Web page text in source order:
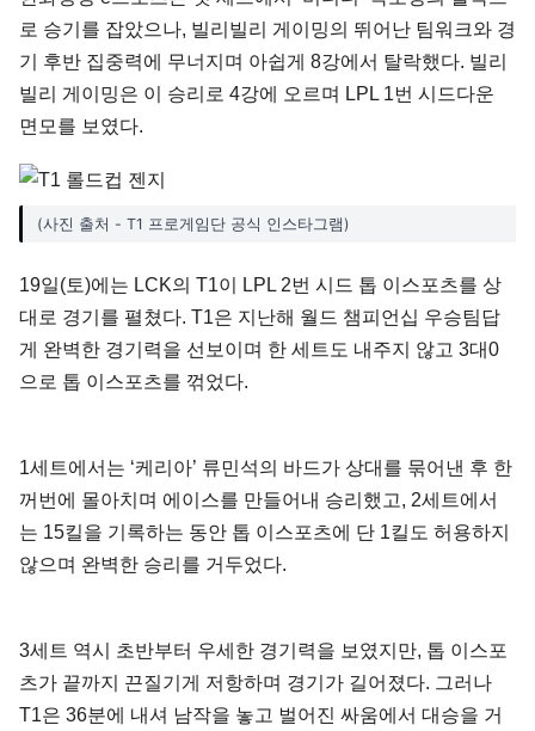
로 승기를 잡았으나, 빌리빌리 게이밍의 뛰어난 팀워크와 경
기 후반 집중력에 무너지며 아쉽게 8강에서 탈락했다. 빌리
빌리 게이밍은 이 승리로 4강에 오르며 LPL 1번 시드다운
면모를 보였다.
(사진 출처 - T1 프로게임단 공식 인스타그램)
19일(토)에는 LCK의 T1이 LPL 2번 시드 톱 이스포츠를 상
대로 경기를 펼쳤다. T1은 지난해 월드 챔피언십 우승팀답
게 완벽한 경기력을 선보이며 한 세트도 내주지 않고 3대0
으로 톱 이스포츠를 꺾었다.
1세트에서는 ‘케리아’ 류민석의 바드가 상대를 묶어낸 후 한
꺼번에 몰아치며 에이스를 만들어내 승리했고, 2세트에서
는 15킬을 기록하는 동안 톱 이스포츠에 단 1킬도 허용하지
않으며 완벽한 승리를 거두었다.
3세트 역시 초반부터 우세한 경기력을 보였지만, 톱 이스포
츠가 끝까지 끈질기게 저항하며 경기가 길어졌다. 그러나
T1은 36분에 내셔 남작을 놓고 벌어진 싸움에서 대승을 거